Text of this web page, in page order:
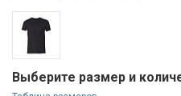
Выберите размер и